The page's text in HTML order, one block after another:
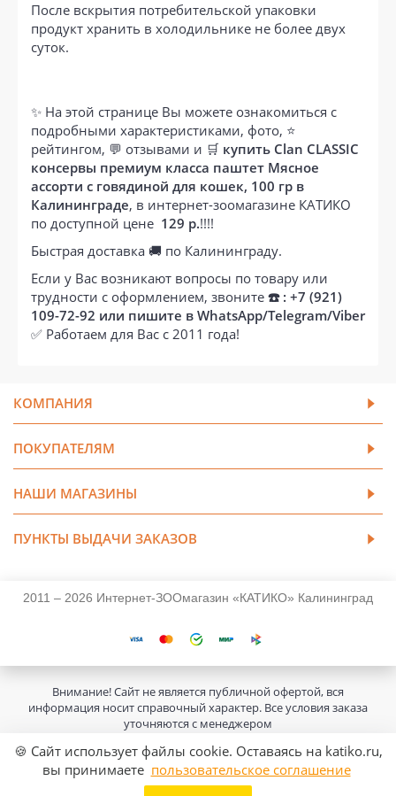
После вскрытия потребительской упаковки
продукт хранить в холодильнике не более двух
суток.
✨ На этой странице Вы можете ознакомиться с
подробными характеристиками, фото, ⭐
рейтингом, 💬 отзывами и 🛒 купить Clan CLASSIC
консервы премиум класса паштет Мясное
ассорти с говядиной для кошек, 100 гр в
Калининграде, в интернет-зоомагазине КАТИКО
по доступной цене 129 р.!!!!
Быстрая доставка 🚚 по Калининграду.
Если у Вас возникают вопросы по товару или
трудности с оформлением, звоните ☎️ : +7 (921)
109-72-92 или пишите в WhatsApp/Telegram/Viber
✅ Работаем для Вас с 2011 года!
КОМПАНИЯ
ПОКУПАТЕЛЯМ
НАШИ МАГАЗИНЫ
ПУНКТЫ ВЫДАЧИ ЗАКАЗОВ
2011 – 2026 Интернет-ЗООмагазин «КАТИКО» Калининград
🍪 Сайт использует файлы cookie. Оставаясь на katiko.ru,
вы принимаете пользовательское соглашение
Внимание! Сайт не является публичной офертой, вся
информация носит справочный характер. Все условия заказа
уточняются с менеджером